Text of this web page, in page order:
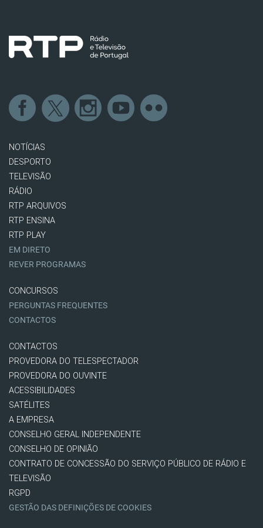
NOTÍCIAS
DESPORTO
TELEVISÃO
RÁDIO
RTP ARQUIVOS
RTP ENSINA
RTP PLAY
EM DIRETO
REVER PROGRAMAS
CONCURSOS
PERGUNTAS FREQUENTES
CONTACTOS
CONTACTOS
PROVEDORA DO TELESPECTADOR
PROVEDORA DO OUVINTE
ACESSIBILIDADES
SATÉLITES
A EMPRESA
CONSELHO GERAL INDEPENDENTE
CONSELHO DE OPINIÃO
CONTRATO DE CONCESSÃO DO SERVIÇO PÚBLICO DE RÁDIO E
TELEVISÃO
RGPD
GESTÃO DAS DEFINIÇÕES DE COOKIES